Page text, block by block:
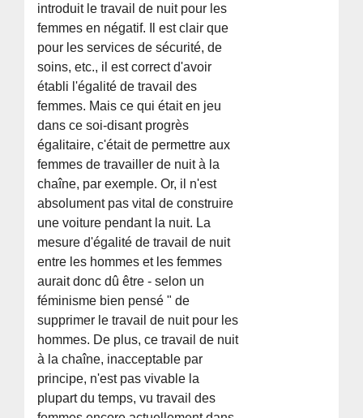
introduit le travail de nuit pour les
femmes en négatif. Il est clair que
pour les services de sécurité, de
soins, etc., il est correct d'avoir
établi l'égalité de travail des
femmes. Mais ce qui était en jeu
dans ce soi-disant progrès
égalitaire, c'était de permettre aux
femmes de travailler de nuit à la
chaîne, par exemple. Or, il n'est
absolument pas vital de construire
une voiture pendant la nuit. La
mesure d'égalité de travail de nuit
entre les hommes et les femmes
aurait donc dû être - selon un
féminisme bien pensé " de
supprimer le travail de nuit pour les
hommes. De plus, ce travail de nuit
à la chaîne, inacceptable par
principe, n'est pas vivable la
plupart du temps, vu travail des